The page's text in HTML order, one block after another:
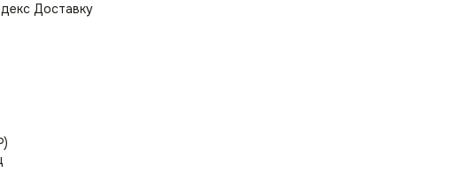
или прихожую как элемент декора и место ожидания.
или использоваться как стул для туалетного столика.
Доставку